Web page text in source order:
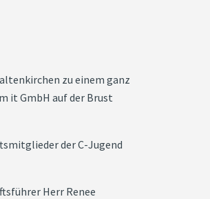
zu einem ganz
it GmbH auf der Brust
der C-Jugend
Herr Renee